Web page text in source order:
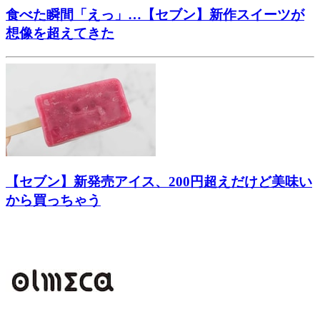
食べた瞬間「えっ」…【セブン】新作スイーツが
想像を超えてきた
【セブン】新発売アイス、200円超えだけど美味い
から買っちゃう